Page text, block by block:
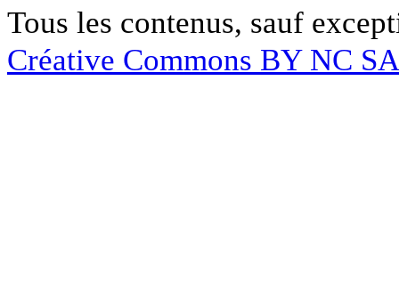
Tous les contenus, sauf
Créative Commons BY NC SA